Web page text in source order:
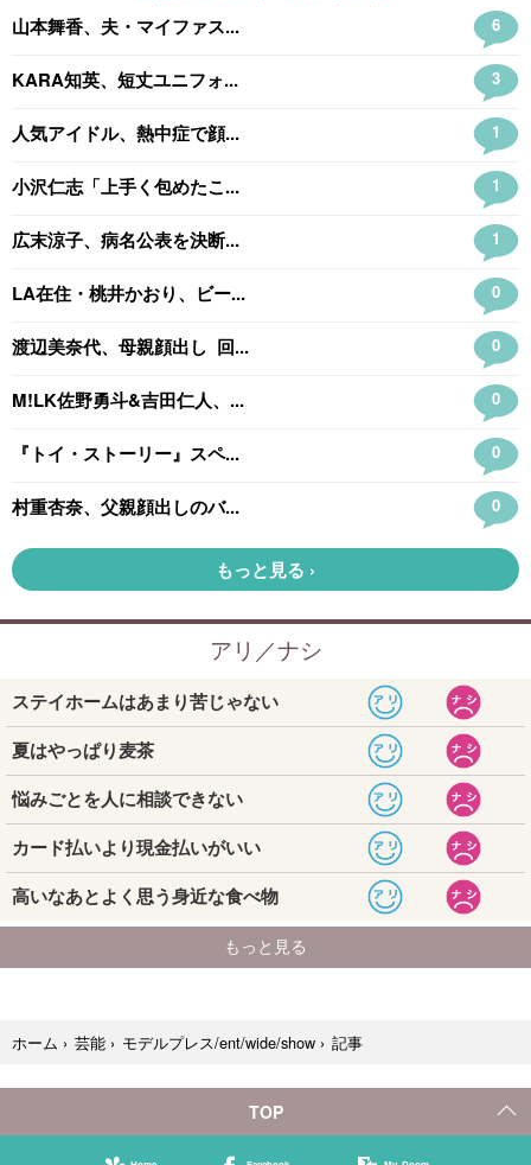
ホーム › 芸能 › モデルプレス/ent/wide/show › 記事
TOP